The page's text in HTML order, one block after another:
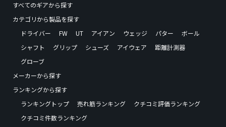
すべてのギアから探す
カテゴリから製品を探す
ドライバー
FW UT アイアン ウェッジ パター
ボール
シャフト
グリップ シューズ アイウェア
距離計測器
グローブ
メーカーから探す
ランキングから探す
ランキングトップ
売れ筋ランキング
クチコミ評価ランキング
クチコミ件数ランキング